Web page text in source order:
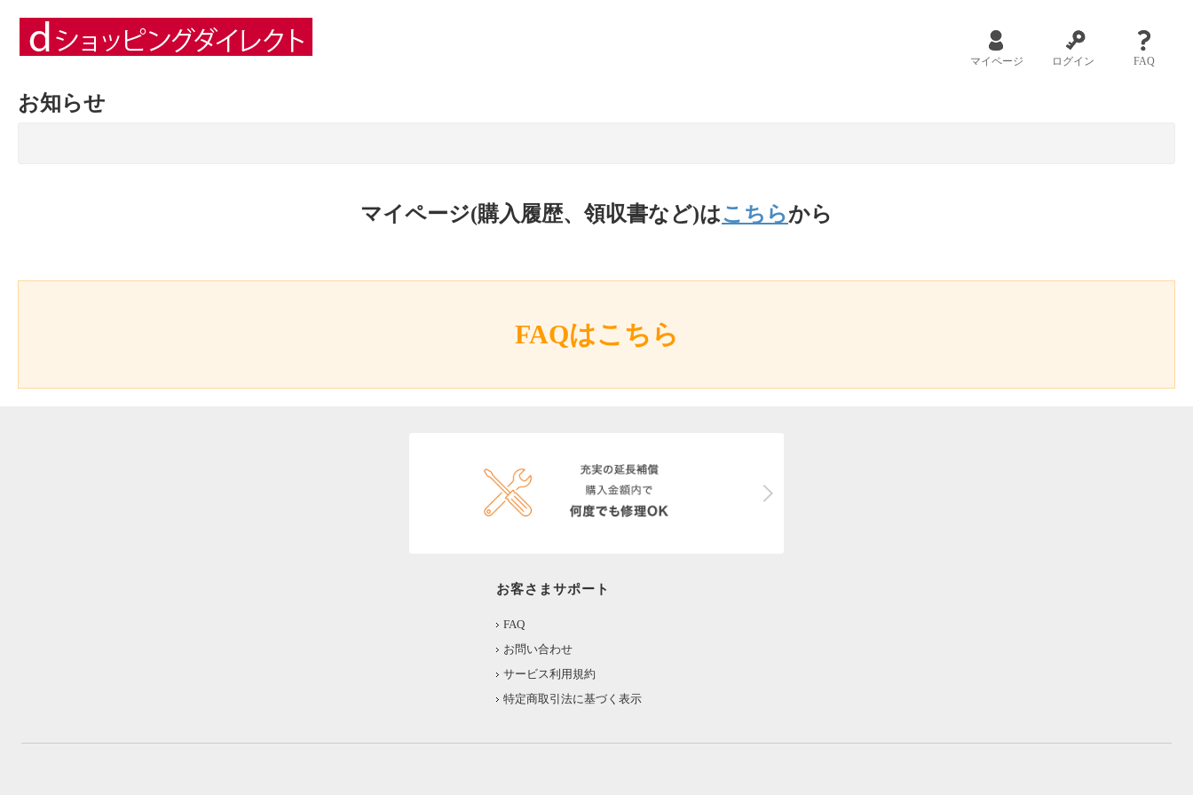
マイページ ログイン FAQ
お知らせ
マイページ(購入履歴、領収書など)はこちらから
FAQはこちら
お客さまサポート
FAQ
お問い合わせ
サービス利用規約
特定商取引法に基づく表示